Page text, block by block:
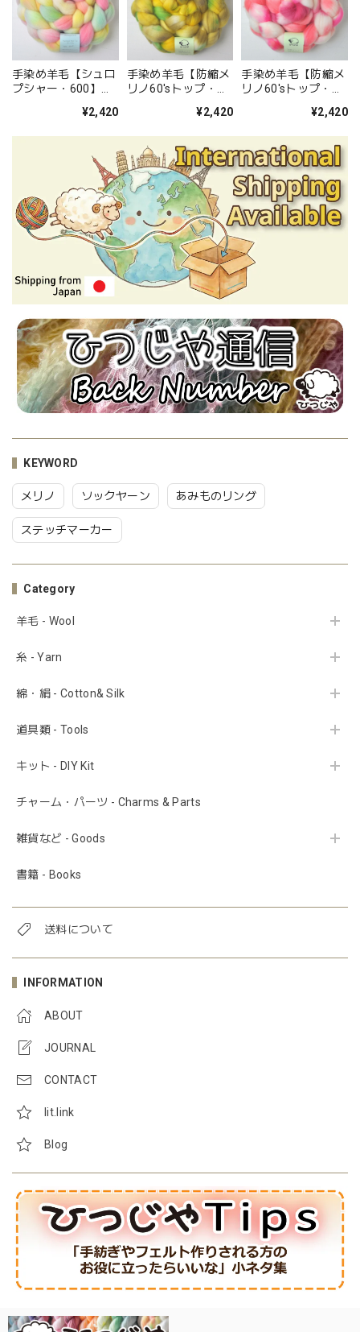
KEYWORD
メリノ ソックヤーン あみものリング
ステッチマーカー
Category
羊毛 - Wool
糸 - Yarn
綿・絹 - Cotton& Silk
道具類 - Tools
キット - DIY Kit
チャーム・パーツ - Charms & Parts
雑貨など - Goods
書籍 - Books
送料について
INFORMATION
ABOUT
JOURNAL
CONTACT
lit.link
Blog
手染め羊毛【シュロ
プシャー・600】約
¥2,420
手染め羊毛【防縮メ
リノ60'sトップ・
¥2,420
手染め羊毛【防縮メ
リノ60'sトップ・
¥2,420